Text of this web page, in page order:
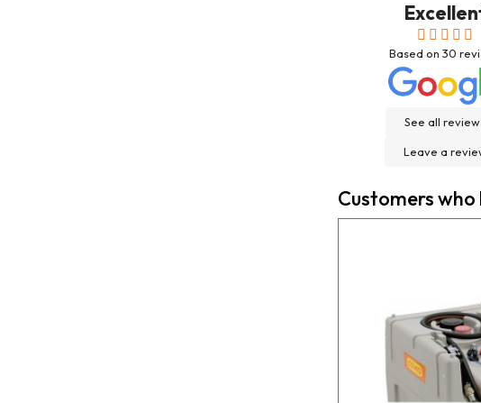
Based on 30
See all
Leave a
y perfecto el transporte !
Es un placer cuando todo
Josep
6
Compré
agua, llegó
de lo
servicio, y
Customers